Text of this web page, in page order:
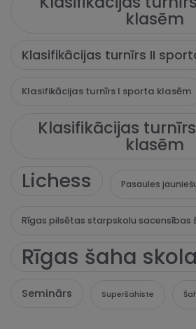
klasēm
Klasifikācijas turnīrs II
Klasifikācijas turnīrs I sporta klasēm
Klasifikācijas
klasēm
Lichess Pasaules
Rīgas pilsētas starpskolu sacensības
Rīgas šaha
Seminārs Superšahiste